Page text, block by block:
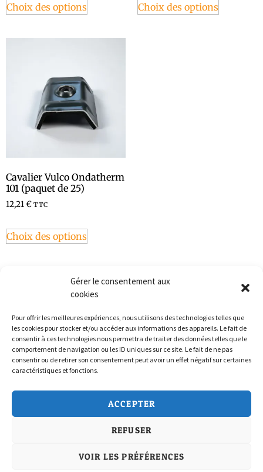
Gérer le consentement aux
cookies
Pour offrir les meilleures expériences, nous utilisons des technologies telles que
les cookies pour stocker et/ou accéder aux informations des appareils. Le fait de
consentir à ces technologies nous permettra de traiter des données telles que le
comportement de navigation ou les ID uniques sur ce site. Le fait de ne pas
consentir ou de retirer son consentement peut avoir un effet négatif sur certaines
caractéristiques et fonctions.
ACCEPTER
REFUSER
VOIR LES PRÉFÉRENCES
Choix des options Choix des options
Cavalier Vulco Ondatherm
101 (paquet de 25)
12,21€ TTC
Choix des options
Politique de confidentialité
Conditions Générales de Vente
Politique de cookies (UE)
Nous Contacter